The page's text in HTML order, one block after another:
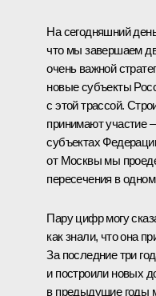
На сегодняшний
что мы завершаем
очень важной
новые субъекты
с этой трассой.
принимают участие
субъектах
от Москвы мы
пересечения в
Пару цифр могу
как знали, что она
За последние три
и построили новых
в предыдущие годы